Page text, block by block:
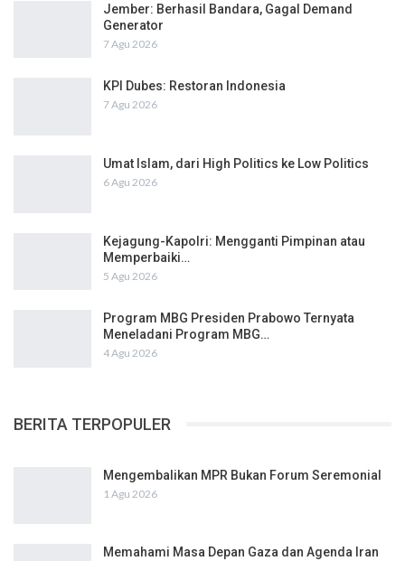
Jember: Berhasil Bandara, Gagal Demand
Generator
7 Agu 2026
KPI Dubes: Restoran Indonesia
7 Agu 2026
Umat Islam, dari High Politics ke Low Politics
6 Agu 2026
Kejagung-Kapolri: Mengganti Pimpinan atau
Memperbaiki…
5 Agu 2026
Program MBG Presiden Prabowo Ternyata
Meneladani Program MBG…
4 Agu 2026
BERITA TERPOPULER
Mengembalikan MPR Bukan Forum Seremonial
1 Agu 2026
Memahami Masa Depan Gaza dan Agenda Iran